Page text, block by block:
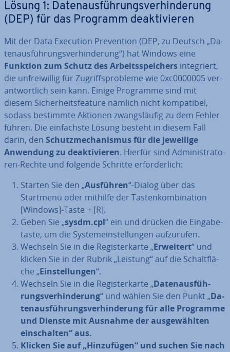
Lösung 1: Da­ten­aus­füh­rungs­ver­hin­de­rung
(DEP) für das Programm de­ak­ti­vie­ren
Mit der Data Execution Pre­ven­ti­on (DEP, zu Deutsch „Da­
ten­aus­füh­rungs­ver­hin­de­rung“) hat Windows eine
Funktion zum Schutz des Ar­beits­spei­chers in­te­griert,
die un­frei­wil­lig für Zu­griffs­pro­ble­me wie 0xc0000005 ver­
ant­wort­lich sein kann. Einige Programme sind mit
diesem Si­cher­heits­fea­ture nämlich nicht kom­pa­ti­bel,
sodass bestimmte Aktionen zwangs­läu­fig zu dem Fehler
führen. Die ein­fachs­te Lösung besteht in diesem Fall
darin, den Schutz­me­cha­nis­mus für die jeweilige
Anwendung zu de­ak­ti­vie­ren. Hierfür sind Ad­mi­nis­tra­to­
ren-Rechte und folgende Schritte er­for­der­lich:
Starten Sie den „Ausführen“-Dialog über das
Startmenü oder mithilfe der Tas­ten­kom­bi­na­ti­on
[Windows]-Taste + [R].
Geben Sie „sysdm.cpl“ ein und drücken die Ein­ga­be­
tas­te, um die Sys­tem­ein­stel­lun­gen auf­zu­ru­fen.
Wechseln Sie in die Re­gis­ter­kar­te „Erweitert“ und
klicken Sie in der Rubrik „Leistung“ auf die Schalt­flä­
che „Ein­stel­lun­gen“.
Wechseln Sie in die Re­gis­ter­kar­te „Da­ten­aus­füh­
rungs­ver­hin­de­rung“ und wählen Sie den Punkt „Da­
ten­aus­füh­rungs­ver­hin­de­rung für alle Programme
und Dienste mit Ausnahme der aus­ge­wähl­ten
ein­schal­ten“ aus.
Klicken Sie auf „Hin­zu­fü­gen“ und suchen Sie nach